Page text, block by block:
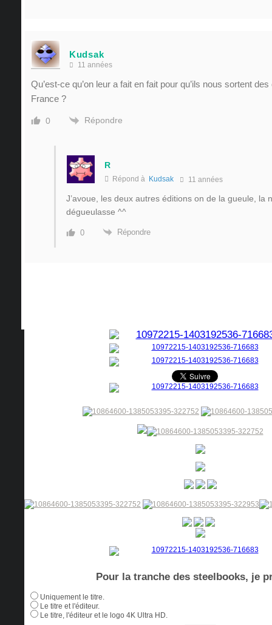
Kudsak
11 années
Qu’est-ce qu’on leur a fait en fait pour qu’ils nous sortent
France ?
0 Répondre
R
Répond à Kudsak 11 années
J’avoue, les deux autres éditions on de la gueule, la
dégueulasse ^^
0 Répondre
Pour la tranche des steelbooks, je
Uniquement le titre.
Le titre et l'éditeur.
Le titre, l'éditeur et le logo 4K Ultra HD.